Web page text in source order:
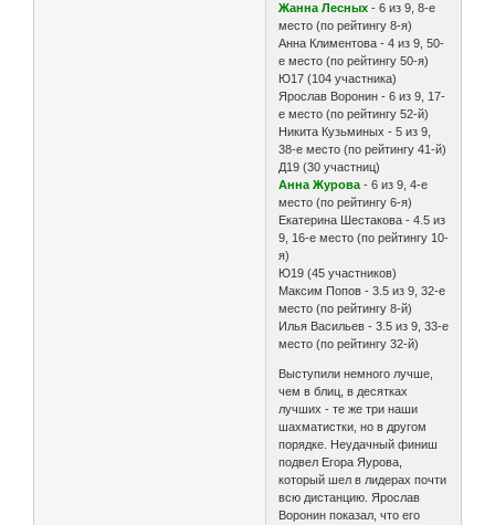
Жанна Лесных - 6 из 9, 8-е
место (по рейтингу 8-я)
Анна Климентова - 4 из 9, 50-
е место (по рейтингу 50-я)
Ю17 (104 участника)
Ярослав Воронин - 6 из 9, 17-
е место (по рейтингу 52-й)
Никита Кузьминых - 5 из 9,
38-е место (по рейтингу 41-й)
Д19 (30 участниц)
Анна Журова - 6 из 9, 4-е
место (по рейтингу 6-я)
Екатерина Шестакова - 4.5 из
9, 16-е место (по рейтингу 10-
я)
Ю19 (45 участников)
Максим Попов - 3.5 из 9, 32-е
место (по рейтингу 8-й)
Илья Васильев - 3.5 из 9, 33-е
место (по рейтингу 32-й)
Выступили немного лучше,
чем в блиц, в десятках
лучших - те же три наши
шахматистки, но в другом
порядке. Неудачный финиш
подвел Егора Яурова,
который шел в лидерах почти
всю дистанцию. Ярослав
Воронин показал, что его